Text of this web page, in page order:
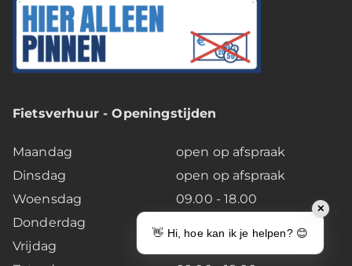
Fietsverhuur - Openingstijden
Maandag
open op afspraak
Dinsdag
open op afspraak
Woensdag
09.00 - 18.00
Donderdag
Vrijdag
✕
👋 Hi, hoe kan ik je helpen? 😊